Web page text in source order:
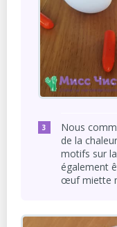
Nous
de la
motifs sur
également
œuf miette